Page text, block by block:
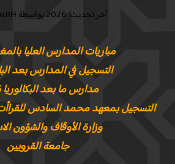
آخر تحديث: 2026 بواسطة INFOTAWJIH
مباريات المدارس العليا بالمغرب
التسجيل في المدارس بعد الباك
مدارس ما بعد البكالوريا 2026
التسجيل بمعهد محمد السادس للقراأت
وزارة الأوقاف والشؤون
جامعة القرويين